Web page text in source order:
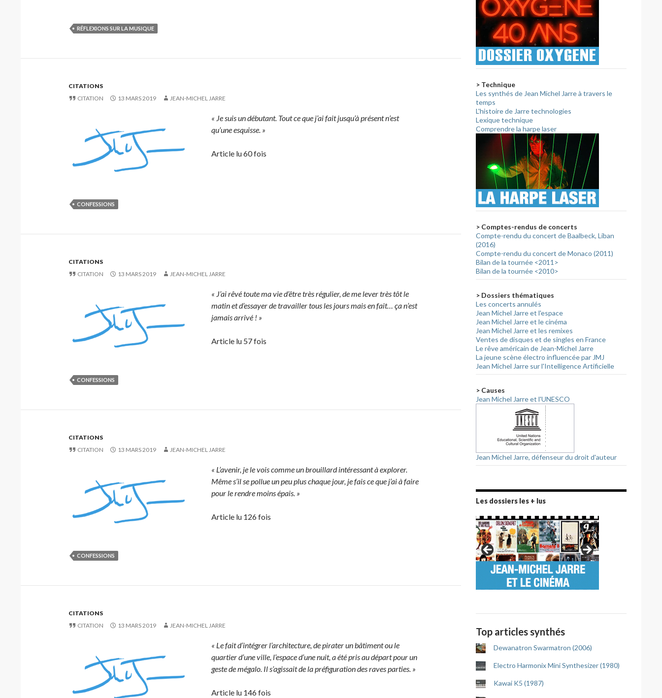
RÉFLEXIONS SUR LA MUSIQUE
CITATIONS
CITATION
13 MARS 2019 JEAN-MICHEL JARRE
« Je suis un débutant. Tout ce que j’ai fait jusqu’à présent n’est
qu’une esquisse. »
Article lu 60 fois
CONFESSIONS
CITATIONS
CITATION
13 MARS 2019 JEAN-MICHEL JARRE
« J’ai rêvé toute ma vie d’être très régulier, de me lever très tôt le
matin et d’essayer de travailler tous les jours mais en fait… ça n’est
jamais arrivé ! »
Article lu 57 fois
CONFESSIONS
CITATIONS
CITATION
13 MARS 2019 JEAN-MICHEL JARRE
« L’avenir, je le vois comme un brouillard intéressant à explorer.
Même s’il se pollue un peu plus chaque jour, je fais ce que j’ai à faire
pour le rendre moins épais. »
Article lu 126 fois
CONFESSIONS
CITATIONS
CITATION
13 MARS 2019 JEAN-MICHEL JARRE
« Le fait d’intégrer l’architecture, de pirater un bâtiment ou le
quartier d’une ville, l’espace d’une nuit, a été pris au départ pour un
geste de mégalo. Il s’agissait de la préfiguration des raves parties. »
Article lu 146 fois
> Technique
Les synthés de Jean Michel Jarre à travers le
temps
L'histoire de Jarre technologies
Lexique technique
Comprendre la harpe laser
> Comptes-rendus de concerts
Compte-rendu du concert de Baalbeck, Liban
(2016)
Compte-rendu du concert de Monaco (2011)
Bilan de la tournée <2011>
Bilan de la tournée <2010>
> Dossiers thématiques
Les concerts annulés
Jean Michel Jarre et l'espace
Jean Michel Jarre et le cinéma
Jean Michel Jarre et les remixes
Ventes de disques et de singles en France
Le rêve américain de Jean-Michel Jarre
La jeune scène électro influencée par JMJ
Jean Michel Jarre sur l'Intelligence Artificielle
> Causes
Jean Michel Jarre et l'UNESCO
Jean Michel Jarre, défenseur du droit d'auteur
Les dossiers les + lus
Top articles synthés
Dewanatron Swarmatron (2006)
Electro Harmonix Mini Synthesizer (1980)
Kawai K5 (1987)